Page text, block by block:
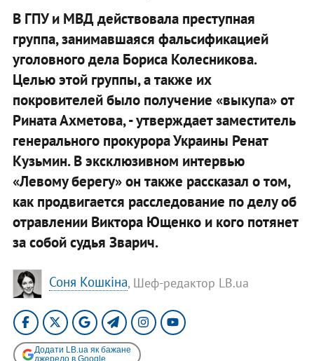
В ГПУ и МВД действовала преступная
группа, занимавшаяся фальсификацией
уголовного дела Бориса Колесникова.
Целью этой группы, а также их
покровителей было получение «выкупа» от
Рината Ахметова, - утверждает заместитель
генерального прокурора Украины Ренат
Кузьмин. В эксклюзивном интервью
«Левому берегу» он также рассказал о том,
как продвигается расследование по делу об
отравлении Виктора Ющенко и кого потянет
за собой судья Зварич.
Соня Кошкіна, Шеф-редактор LB.ua
Додати LB.ua як бажане
джерело в Google